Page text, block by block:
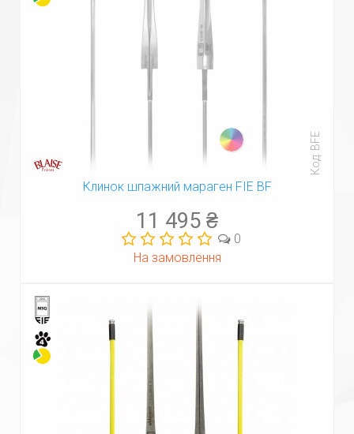
Код: BFE
Клинок шпажний мараген FIE BF
11 495 ₴
0
На замовлення